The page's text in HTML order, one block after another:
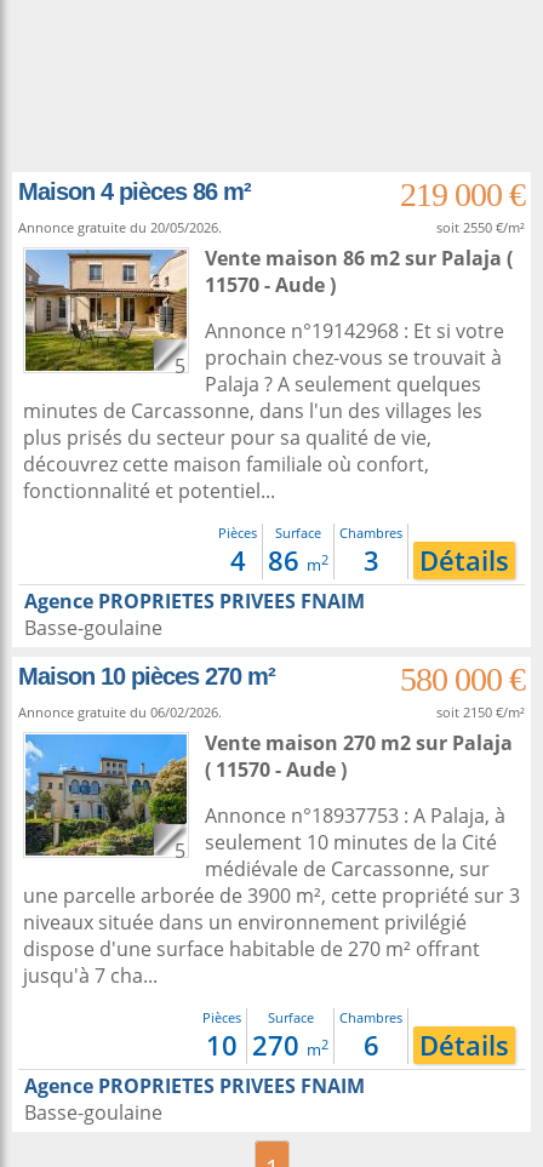
Maison 4 pièces 86 m² 219 000 €
Annonce gratuite du 20/05/2026. soit 2550 €/m²
5
Vente maison 86 m2sur Palaja (
11570 - Aude )
Annonce n°19142968 : Et si votre
prochain chez-vous se trouvait à
Palaja ? A seulement quelques
minutes de Carcassonne, dans l'un des villages les
plus prisés du secteur pour sa qualité de vie,
découvrez cette maison familiale où confort,
fonctionnalité et potentiel...
Pièces
4
Surface
86 m2
Chambres
3 Détails
Agence PROPRIETES PRIVEES FNAIM
Basse-goulaine
Maison 10 pièces 270 m²
580 000 €
Annonce gratuite du 06/02/2026. soit 2150 €/m²
5
Vente maison 270 m2sur Palaja
( 11570 - Aude )
Annonce n°18937753 : A Palaja, à
seulement 10 minutes de la Cité
médiévale de Carcassonne, sur
une parcelle arborée de 3900 m², cette propriété sur 3
niveaux située dans un environnement privilégié
dispose d'une surface habitable de 270 m² offrant
jusqu'à 7 cha...
Pièces
10
Surface
270 m2
Chambres
6 Détails
Agence PROPRIETES PRIVEES FNAIM
Basse-goulaine